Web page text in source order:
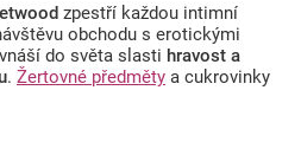
zpestří každou intimní
obchodu s erotickými
do světa slasti hravost a
. Žertovné předměty a cukrovinky
nebo svého miláčka želé